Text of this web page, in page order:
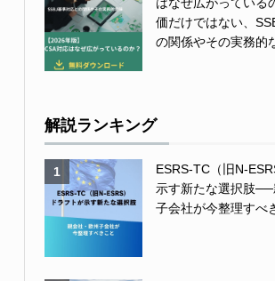
価だけではない、
の関係やその実務
解説ランキング
1
ESRS-TC（旧N-
示す新たな選択肢──
子会社が今整理すべ